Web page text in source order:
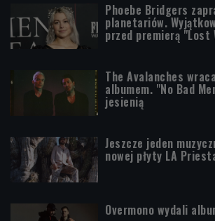
Phoebe Bridgers
planetariów.
przed premierą "Lost
The Avalanches
albumem. "No Bad
jesienią
Jeszcze jeden
nowej płyty LA
Overmono wydali